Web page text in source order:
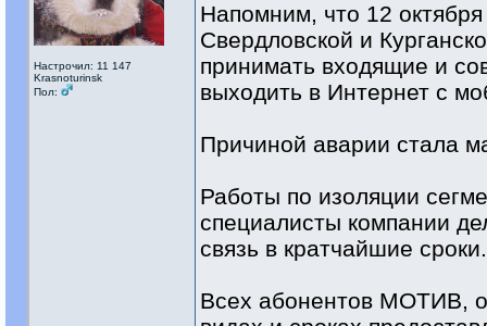
Настрочил: 11 147
Krasnoturinsk
Пол:
Напомним, что 12
Свердловской и
принимать входящие и
выходить в Интернет с
Причиной аварии стала
Работы по изоляции
специалисты компании
связь в кратчайшие сроки.
Всех абонентов МОТИВ,